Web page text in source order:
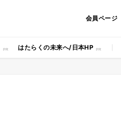
会員ページ
はたらくの未来へ/日本HP